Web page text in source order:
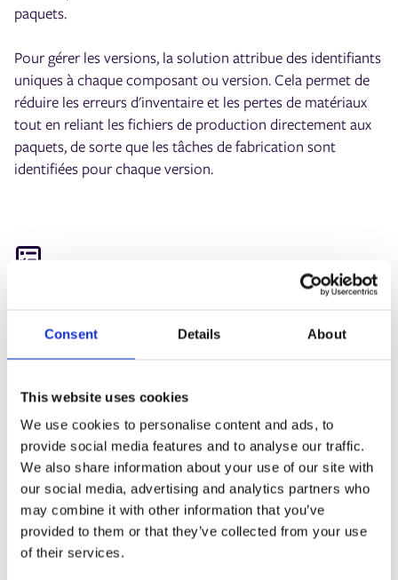
Consent Details About
This website uses cookies
We use cookies to personalise content and ads, to
provide social media features and to analyse our traffic.
We also share information about your use of our site with
our social media, advertising and analytics partners who
may combine it with other information that you’ve
provided to them or that they’ve collected from your use
of their services.
paquets.
Pour gérer les versions, la solution attribue des identifiants
uniques à chaque composant ou version. Cela permet de
réduire les erreurs d'inventaire et les pertes de matériaux
tout en reliant les fichiers de production directement aux
paquets, de sorte que les tâches de fabrication sont
identifiées pour chaque version.
Les projets de publipostage nécessitent des détails
traitement et la personnalisation des données et des
informations postales.
La solution est prédéfinie avec des champs dynamiques
spécifiques, une liste de contrôle et la possibilité de définir
vos propres champs spécifiques. La solution SmartNotes
invite le personnel à répondre à une liste standard de
questions prédéfinies pour maintenir la cohérence entre